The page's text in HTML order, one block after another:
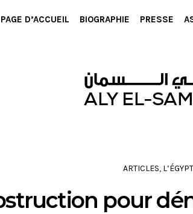
PAGE D’ACCUEIL BIOGRAPHIE PRESSE
ARTICLES,
pour